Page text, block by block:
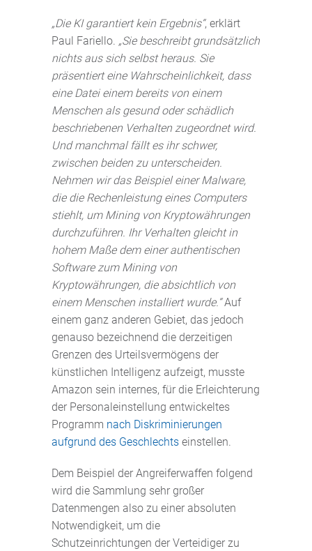
„Die KI garantiert kein Ergebnis“, erklärt
Paul Fariello. „Sie beschreibt grundsätzlich
nichts aus sich selbst heraus. Sie
präsentiert eine Wahrscheinlichkeit, dass
eine Datei einem bereits von einem
Menschen als gesund oder schädlich
beschriebenen Verhalten zugeordnet wird.
Und manchmal fällt es ihr schwer,
zwischen beiden zu unterscheiden.
Nehmen wir das Beispiel einer Malware,
die die Rechenleistung eines Computers
stiehlt, um Mining von Kryptowährungen
durchzuführen. Ihr Verhalten gleicht in
hohem Maße dem einer authentischen
Software zum Mining von
Kryptowährungen, die absichtlich von
einem Menschen installiert wurde.“Auf
einem ganz anderen Gebiet, das jedoch
genauso bezeichnend die derzeitigen
Grenzen des Urteilsvermögens der
künstlichen Intelligenz aufzeigt, musste
Amazon sein internes, für die Erleichterung
der Personaleinstellung entwickeltes
Programm nach Diskriminierungen
aufgrund des Geschlechts einstellen.
Dem Beispiel der Angreiferwaffen folgend
wird die Sammlung sehr großer
Datenmengen also zu einer absoluten
Notwendigkeit, um die
Schutzeinrichtungen der Verteidiger zu